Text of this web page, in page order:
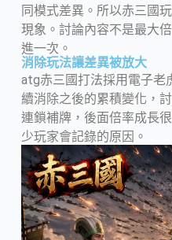
同模式差異。所以赤三國
現象。討論內容不是最大
進一次。
消除玩法讓差異被放大
atg赤三國打法採用電子老
續消除之後的累積變化，
連鎖補牌，後面倍率成長
少玩家會記錄的原因。